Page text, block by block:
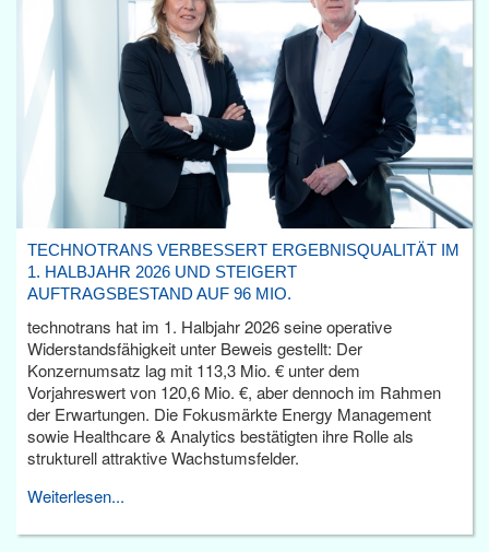
TECHNOTRANS VERBESSERT ERGEBNISQUALITÄT IM
1. HALBJAHR 2026 UND STEIGERT
AUFTRAGSBESTAND AUF 96 MIO.
technotrans hat im 1. Halbjahr 2026 seine operative
Widerstandsfähigkeit unter Beweis gestellt: Der
Konzernumsatz lag mit 113,3 Mio. € unter dem
Vorjahreswert von 120,6 Mio. €, aber dennoch im Rahmen
der Erwartungen. Die Fokusmärkte Energy Management
sowie Healthcare & Analytics bestätigten ihre Rolle als
strukturell attraktive Wachstumsfelder.
Weiterlesen...